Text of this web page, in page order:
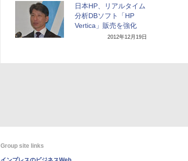
日本HP、リアルタイム
分析DBソフト「HP
Vertica」販売を強化
2012年12月19日
Group site links